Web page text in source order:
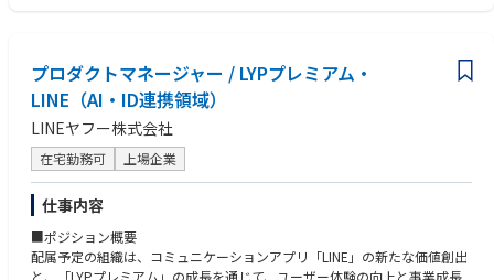
・定量・定性データに基づく課題分析および課題設定
・プロダクト戦略および企画ロードマップの立案
・中長期および短期の施策企画の推進
・経営層への企画提案および承認取得
・企画実行フェーズにおけるプロダクトマネジメント
・関係部門を巻き込んだプロジェクト推進
・リリース後のKPIマネジメントおよびグロース推進
■かかわるプロダクト
https://premium.yahoo.co.jp/entry/order/top/
https://help.line.me/line/smartphone/sp?contentId=20027090&lang=ja
方
・チームをリードし、関係者を巻き込みながら成果創出を推進できる方
・抽象度の高い課題や困難な状況でも、粘り強く整理し、解決まで導ける
方
・変化の大きい環境の中でも、柔軟かつスピード感を持って取り組める方
・大規模なユーザー基盤と大きな事業インパクトのある仕事に挑戦したい
方
プロダクトマネージャー / LYPプレミアム・
LINE（AI・ID連携領域）
LINEヤフー株式会社
在宅勤務可 上場企業
仕事内容
■ポジション概要
配属予定の組織は、コミュニケーションアプリ「LINE」の新たな価値創出